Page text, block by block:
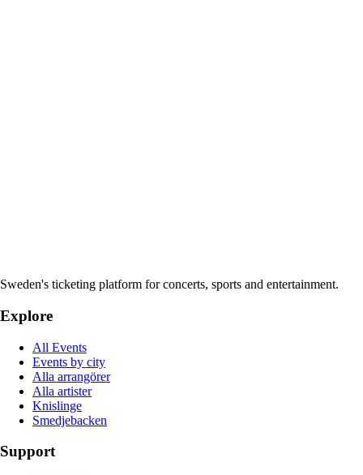
Sweden's ticketing platform for concerts, sports and entertainment.
Explore
All Events
Events by city
Alla arrangörer
Alla artister
Knislinge
Smedjebacken
Support